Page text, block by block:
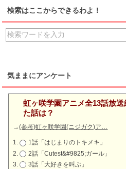
検索はここからできるわよ！
気ままにアンケート
虹ヶ咲学園アニメ全13話放
た話は？
→(参考)虹ヶ咲学園(ニジガク)ア…
1話「はじまりのトキメキ」
2話「Cutest&#9825;ガール」
3話「大好きを叫ぶ」